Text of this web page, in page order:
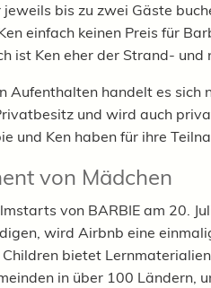
jeweils bis zu zwei Gäste
einfach keinen Preis für
ist Ken eher der Strand-
Aufenthalten handelt es sich
und wird auch
und Ken haben für ihre
von Mädchen
von BARBIE am 20.
wird Airbnb eine
bietet
in über 100 Ländern,